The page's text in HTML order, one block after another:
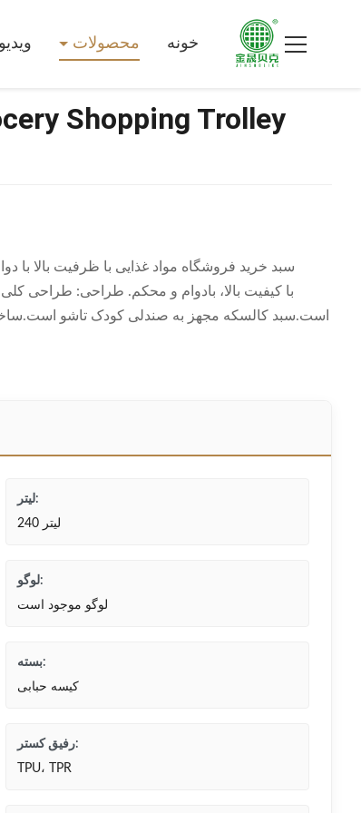
خونه محصولات
Shopping Trolley
سبد خرید فروشگاه مواد غذایی با ظرفیت
است.سبد کالسکه مجهز به صندلی کودک تاشو
لیتر:
240 لیتر
لوگو:
لوگو موجود است
بسته:
کیسه حبابی
رفیق کستر:
TPU، TPR